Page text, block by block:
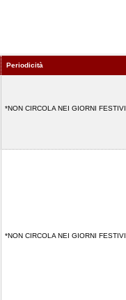
Periodicità
*NON CIRCOLA NEI GIORNI FESTIVI
*NON CIRCOLA NEI GIORNI FESTIVI